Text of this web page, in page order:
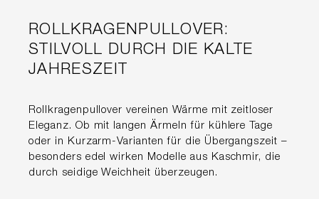
ROLLKRAGENPULLOVER:
STILVOLL DURCH DIE KALTE
JAHRESZEIT
Rollkragenpullover vereinen Wärme mit zeitloser
Eleganz. Ob mit langen Ärmeln für kühlere Tage
oder in Kurzarm-Varianten für die Übergangszeit –
besonders edel wirken Modelle aus Kaschmir, die
durch seidige Weichheit überzeugen.